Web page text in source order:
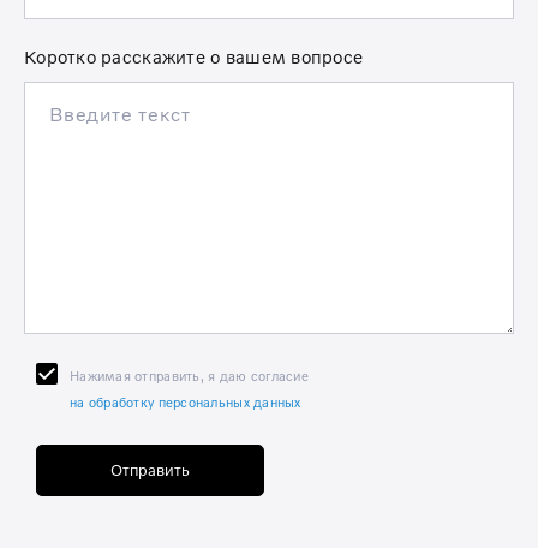
Коротко расскажите о вашем вопросе
Нажимая отправить, я даю согласие
на обработку персональных данных
Отправить